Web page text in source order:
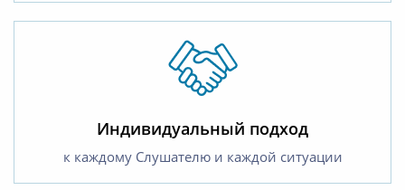
Индивидуальный подход
к каждому Слушателю и каждой ситуации